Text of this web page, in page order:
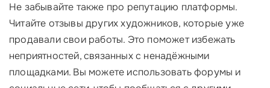
Не забывайте также про репутацию платформы.
Читайте отзывы других художников, которые уже
продавали свои работы. Это поможет избежать
неприятностей, связанных с ненадёжными
площадками. Вы можете использовать форумы и